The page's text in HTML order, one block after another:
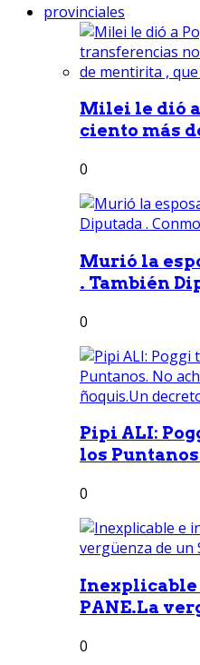
provinciales
Milei le dió a
ciento más
0
Murió la
. También
0
Pipi ALI:
los
0
Inexplicable
PANE.La
0